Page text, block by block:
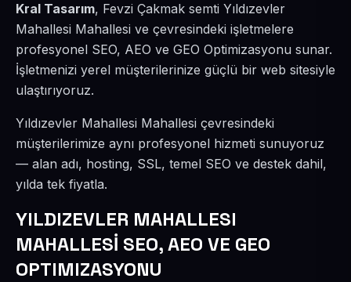
Kral Tasarım, Fevzi Çakmak semti Yıldızevler
Mahallesi Mahallesi ve çevresindeki işletmelere
profesyonel SEO, AEO ve GEO Optimizasyonu sunar.
İşletmenizi yerel müşterilerinize güçlü bir web sitesiyle
ulaştırıyoruz.
Yıldızevler Mahallesi Mahallesi çevresindeki
müşterilerimize aynı profesyonel hizmeti sunuyoruz
— alan adı, hosting, SSL, temel SEO ve destek dahil,
yılda tek fiyatla.
YILDIZEVLER MAHALLESI
MAHALLESİ SEO, AEO VE GEO
OPTIMIZASYONU